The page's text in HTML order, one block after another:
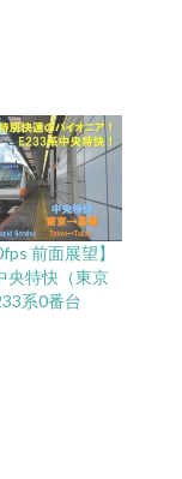
前面展望】
央特快（東京
系0番台